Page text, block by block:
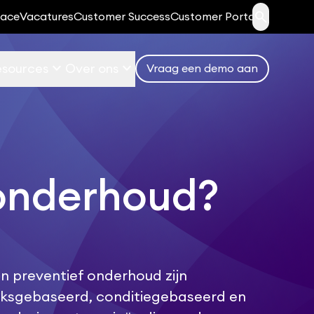
VacaturesCustomer SuccessCustomer Portal
Vraag een demo aan
preventief onderhoud zijn
conditiegebaseerd en